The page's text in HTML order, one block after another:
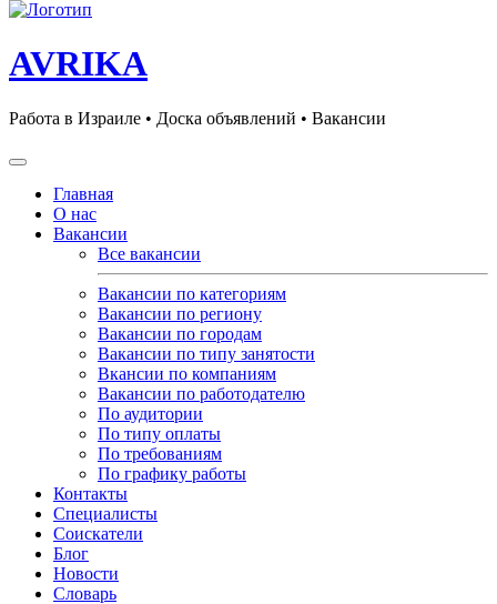
AVRIKA
Работа в Израиле • Доска объявлений • Вакансии
Главная
О нас
Вакансии
Все вакансии
Вакансии по категориям
Вакансии по региону
Вакансии по городам
Вакансии по типу занятости
Вкансии по компаниям
Вакансии по работодателю
По аудитории
По типу оплаты
По требованиям
По графику работы
Контакты
Специалисты
Соискатели
Блог
Новости
Словарь